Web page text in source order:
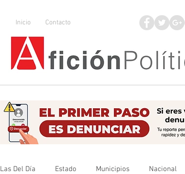
Inicio Contacto
Las Del Día Estado Municipios Nacional